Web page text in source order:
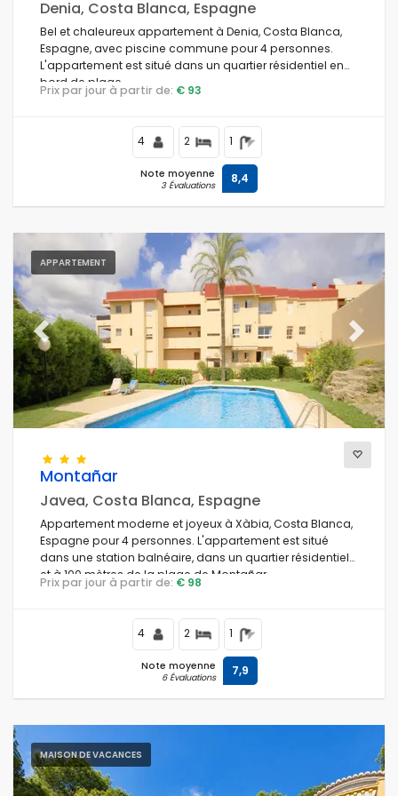
Denia, Costa Blanca, Espagne
Bel et chaleureux appartement à Denia, Costa Blanca,
Espagne, avec piscine commune pour 4 personnes.
L'appartement est situé dans un quartier résidentiel en
bord de plage.
Prix par jour à partir de: € 93
4 2 1
Note moyenne
3 Évaluations 8,4
APPARTEMENT
Previous Next
Montañar
Javea, Costa Blanca, Espagne
Appartement moderne et joyeux à Xàbia, Costa Blanca,
Espagne pour 4 personnes. L'appartement est situé
dans une station balnéaire, dans un quartier résidentiel
et à 100 mètres de la plage de Montañar.
Prix par jour à partir de: € 98
4 2 1
Note moyenne
6 Évaluations 7,9
MAISON DE VACANCES